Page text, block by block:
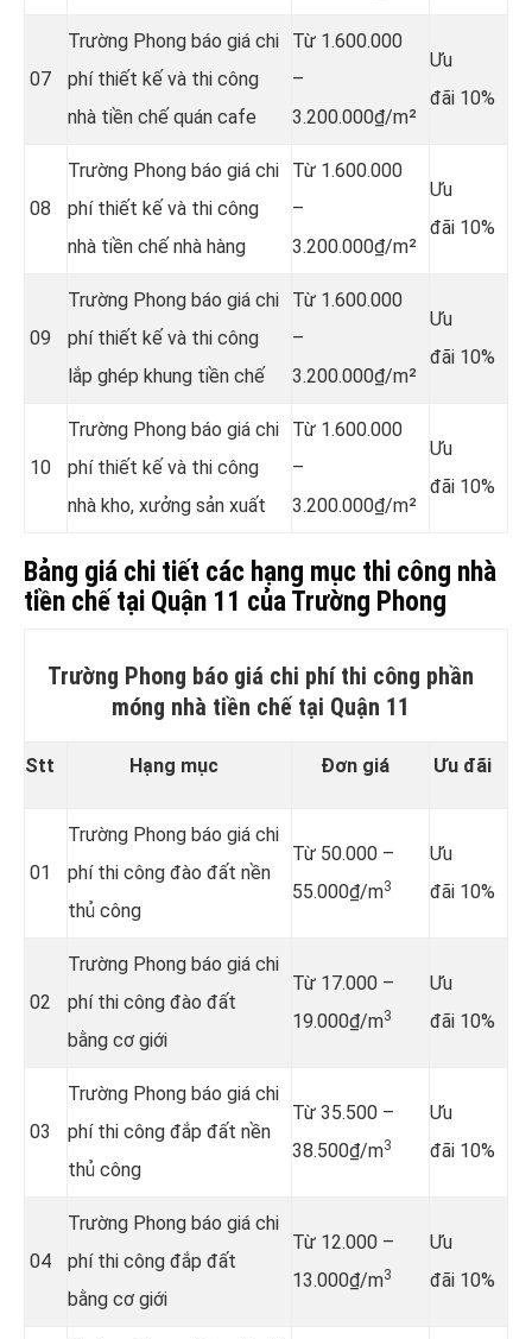
07
Trường Phong báo giá chi
phí thiết kế và thi công
nhà tiền chế quán cafe
Từ 1.600.000
–
3.200.000₫/m²
Ưu
đãi 10%
08
Trường Phong báo giá chi
phí thiết kế và thi công
nhà tiền chế nhà hàng
Từ 1.600.000
–
3.200.000₫/m²
Ưu
đãi 10%
09
Trường Phong báo giá chi
phíthiết kế và thi công
lắp ghép khung tiền chế
Từ 1.600.000
–
3.200.000₫/m²
Ưu
đãi 10%
10
Trường Phong báo giá chi
phíthiết kế và thi công
nhà kho, xưởng sản xuất
Từ 1.600.000
–
3.200.000₫/m²
Ưu
đãi 10%
Bảng giá chi tiết các hạng mục thi công nhà
tiền chế tại Quận 11 của Trường Phong
Trường Phong báo giá chi phí thi công phần
móng nhà tiền chế tại Quận 11
Stt Hạng mục Đơn giá Ưu đãi
01
Trường Phong báo giá chi
phí thi công đào đất nền
thủ công
Từ 50.000 –
55.000₫/m3
Ưu
đãi 10%
02
Trường Phong báo giá chi
phí thi công đào đất
bằng cơ giới
Từ 17.000 –
19.000₫/m3
Ưu
đãi 10%
03
Trường Phong báo giá chi
phí thi công đắp đất nền
thủ công
Từ 35.500 –
38.500₫/m3
Ưu
đãi 10%
04
Trường Phong báo giá chi
phí thi công đắp đất
bằng cơ giới
Từ 12.000 –
13.000₫/m3
Ưu
đãi 10%